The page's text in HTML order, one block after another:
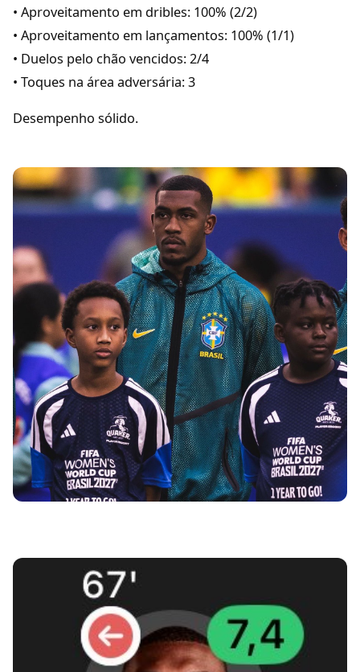
• Aproveitamento em dribles: 100% (2/2)
• Aproveitamento em lançamentos: 100% (1/1)
• Duelos pelo chão vencidos: 2/4
• Toques na área adversária: 3
Desempenho sólido.